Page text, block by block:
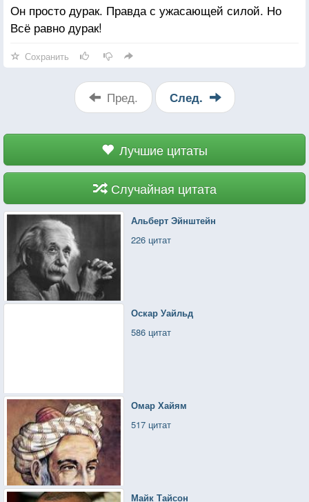
Он просто дурак. Правда с ужасающей силой. Но
Всё равно дурак!
Сохранить
Пред. След.
Лучшие цитаты
Случайная цитата
Альберт Эйнштейн
226 цитат
Оскар Уайльд
586 цитат
Омар Хайям
517 цитат
Майк Тайсон